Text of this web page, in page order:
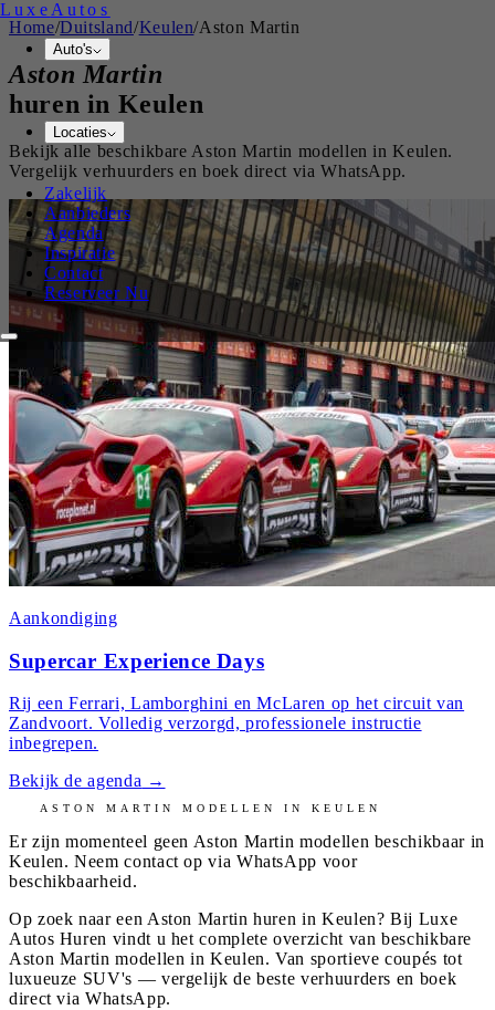
Luxe Autos
Auto's
Locaties
Zakelijk
Aanbieders
Agenda
Inspiratie
Contact
Reserveer Nu
Home/Duitsland/Keulen/Aston Martin
Aston Martin
huren in Keulen
Bekijk alle beschikbare Aston Martin modellen inKeulen.
Vergelijk verhuurders en boek direct via WhatsApp.
Aankondiging
Supercar Experience Days
Rij een Ferrari, Lamborghini en McLaren op het circuit van
Zandvoort. Volledig verzorgd, professionele instructie
inbegrepen.
Bekijk de agenda →
ASTON MARTIN MODELLEN INKEULEN
Er zijn momenteel geen Aston Martin modellen beschikbaar in
Keulen. Neem contact op via WhatsApp voor
beschikbaarheid.
Op zoek naar een Aston Martin huren in Keulen? Bij Luxe
Autos Huren vindt u het complete overzicht van beschikbare
Aston Martin modellen in Keulen. Van sportieve coupés tot
luxueuze SUV's — vergelijk de beste verhuurders en boek
direct via WhatsApp.